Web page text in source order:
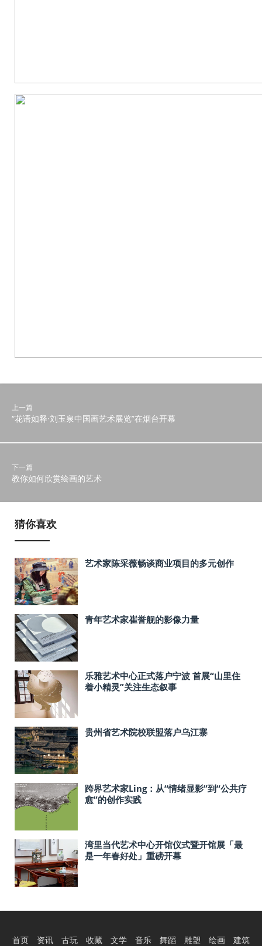
上一篇
“花语如释·刘玉泉中国画艺术展览”在烟台开幕
下一篇
教你如何欣赏绘画的艺术
猜你喜欢
艺术家陈采薇畅谈商业项目的多元创作
青年艺术家崔誉舰的影像力量
乐雅艺术中心正式落户宁波 首展“山里住
着小精灵”关注生态叙事
贵州省艺术院校联盟落户乌江寨
​跨界艺术家Ling：从“情绪显影”到“公共疗
愈”的创作实践
湾里当代艺术中心开馆仪式暨开馆展「最
是一年春好处」重磅开幕
首页 资讯 古玩 收藏 文学 音乐 舞蹈 雕塑 绘画 建筑